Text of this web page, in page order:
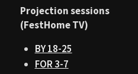
Projection sessions
(FestHome TV)
BY 18-25
FOR 3-7